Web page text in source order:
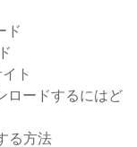
ド
ト
ロードするにはど
る方法